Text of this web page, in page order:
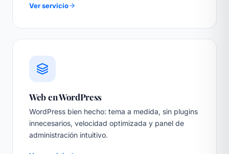
Ver servicio
Web en WordPress
WordPress bien hecho: tema a medida, sin plugins
innecesarios, velocidad optimizada y panel de
administración intuitivo.